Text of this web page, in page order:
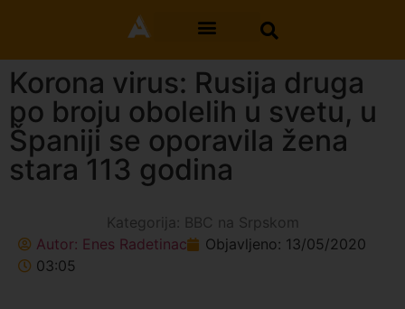
Korona virus: Rusija druga
po broju obolelih u svetu, u
Španiji se oporavila žena
stara 113 godina
Kategorija: BBC na Srpskom
Autor: Enes Radetinac Objavljeno: 13/05/2020
03:05